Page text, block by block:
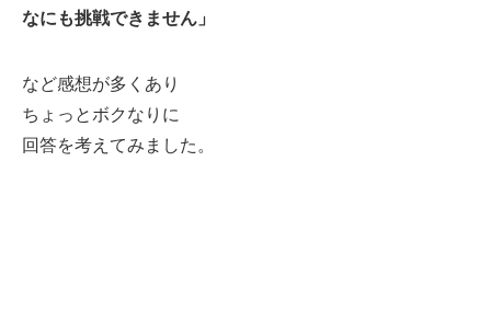
なにも挑戦できません」
など感想が多くあり
ちょっとボクなりに
回答を考えてみました。